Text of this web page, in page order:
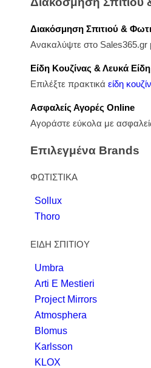
Διακόσμηση Σπιτιού &
Ανακαλύψτε στο Sales365.gr
Είδη Κουζίνας & Λευκά Είδη
Επιλέξτε πρακτικά είδη
Ασφαλείς Αγορές Online
Αγοράστε εύκολα με
Επιλεγμένα Brands
ΦΩΤΙΣΤΙΚΑ
Sollux
Thoro
ΕΙΔΗ ΣΠΙΤΙΟΥ
Umbra
Arti E Mestieri
Project Mirrors
Atmosphera
Blomus
Karlsson
KLOX